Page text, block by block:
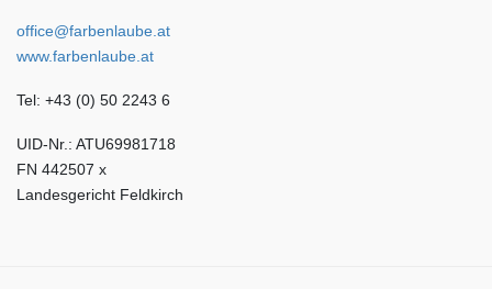
office@farbenlaube.at
www.farbenlaube.at
Tel: +43 (0) 50 2243 6
UID-Nr.: ATU69981718
FN 442507 x
Landesgericht Feldkirch